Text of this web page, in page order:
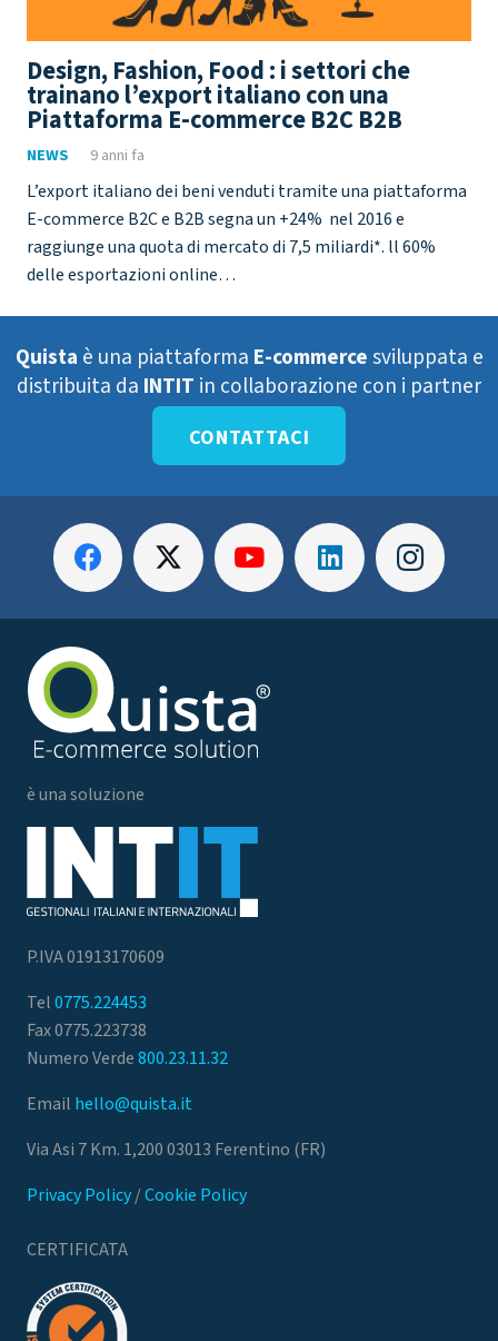
Design, Fashion, Food : i settori che
trainano l’export italiano con una
Piattaforma E-commerce B2C B2B
NEWS 9 anni fa
L’export italiano dei beni venduti tramite una piattaforma
E-commerce B2C e B2B segna un +24% nel 2016 e
raggiunge una quota di mercato di 7,5 miliardi*. ll 60%
delle esportazioni online…
Quista è una piattaforma E-commercesviluppata e
distribuita da INTIT in collaborazione con i partner
CONTATTACI
è una soluzione
P.IVA 01913170609
Tel0775.224453
Fax 0775.223738
Numero Verde800.23.11.32
Email hello@quista.it
Via Asi 7 Km. 1,200 03013 Ferentino (FR)
Privacy Policy/Cookie Policy
CERTIFICATA